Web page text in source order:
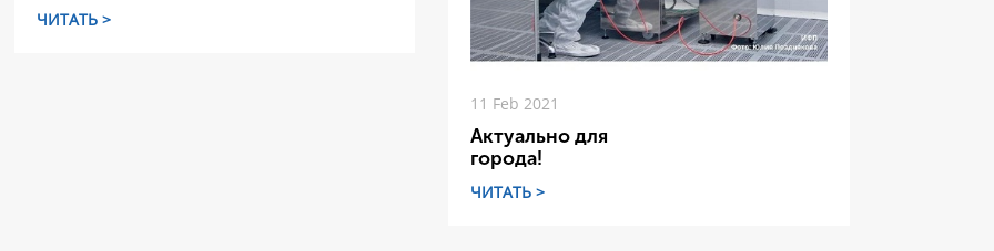
ЧИТАТЬ >
11 Feb 2021
Актуально для
города!
ЧИТАТЬ >